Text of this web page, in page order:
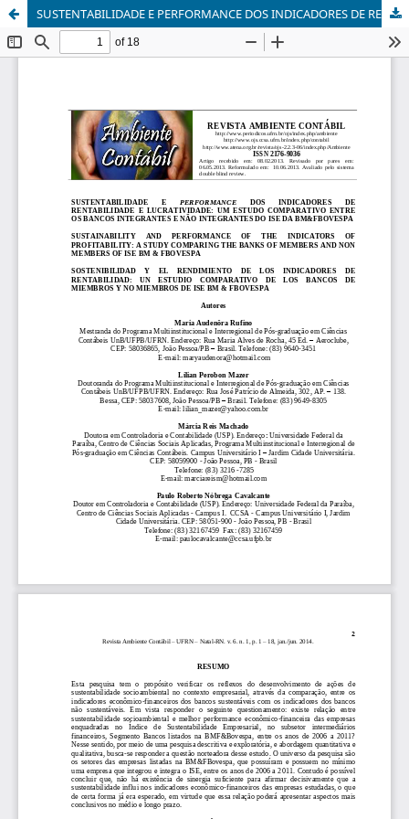
SUSTENTABILIDADE E PERFORMANCE DOS INDICADORES DE RENTABILIDADE E LUCRATIVIDADE: UM ESTUDO COMPARATIVO ENTRE OS BANCOS INTEGRANTES E NÃO INTEGRANTES DO ISE DA BM&FBOVESPA